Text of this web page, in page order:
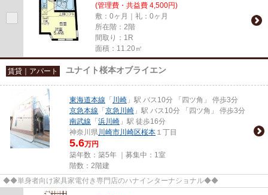
(管理費・共益費 4,500円)
敷：0ヶ月｜礼：0ヶ月
所在階：2階
間取り：1R
面積：11.20㎡
賃貸｜アパート ユナイト桜本オブライエン
東海道本線 「 川崎 」駅 バス10分 「四ツ角」 停歩3分
京急本線 「 京急川崎 」駅 バス10分 「四ツ角」 停歩3分
南武線 「 浜川崎 」駅 徒歩16分
神奈川県川崎市川崎区桜本 １丁目
5.6万円
築年数：築5年 ｜募集中： 1室
階数：2階建
◆◆単身者向け家具家電付き専門店のハナインターナショナル◆◆